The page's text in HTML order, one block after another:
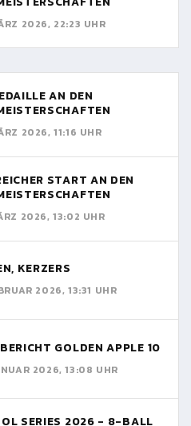
2026, 22:23 UHR
AN DEN
2026, 11:16 UHR
START AN DEN
2026, 13:02 UHR
KERZERS
2026, 13:31 UHR
GOLDEN APPLE 10
2026, 13:08 UHR
SERIES 2026 - 8-BALL